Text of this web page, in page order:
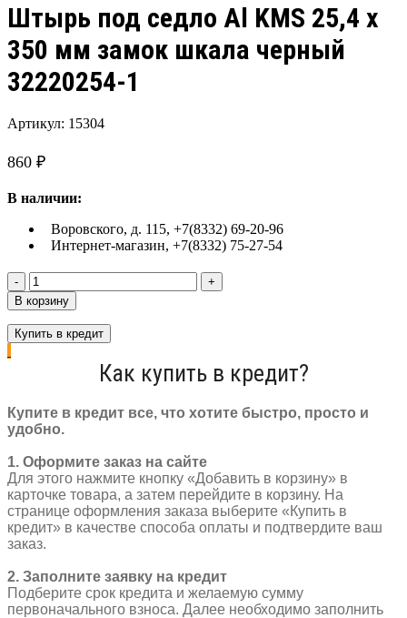
Штырь под седло Al KMS 25,4 х
350 мм замок шкала черный
32220254-1
Артикул: 15304
860 ₽
В наличии:
Воровского, д. 115, +7(8332) 69-20-96
Интернет-магазин, +7(8332) 75-27-54
Количество
товара
Штырь
под
седло
х
350
замок
шкала
черный
32220254-
1
В корзину
Купить в кредит
Как купить в кредит?
Купите в кредит все, что хотите быстро, просто и
удобно.
1. Оформите заказ на сайте
Для этого нажмите кнопку «Добавить в корзину» в
карточке товара, а затем перейдите в корзину. На
странице оформления заказа выберите «Купить в
кредит» в качестве способа оплаты и подтвердите ваш
заказ.
2. Заполните заявку на кредит
Подберите срок кредита и желаемую сумму
первоначального взноса. Далее необходимо заполнить